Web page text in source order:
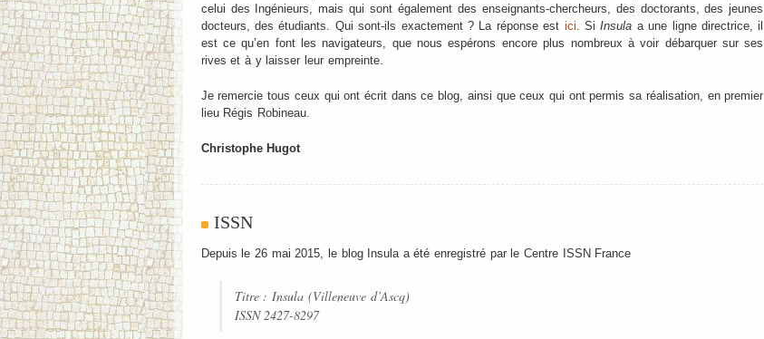
celui des Ingénieurs, mais qui sont également des enseignants-chercheurs, des doctorants, des jeunes
docteurs, des étudiants. Qui sont-ils exactement ? La réponse est ici. SiInsula a une ligne directrice, il
est ce qu’en font les navigateurs, que nous espérons encore plus nombreux à voir débarquer sur ses
rives et à y laisser leur empreinte.
Je remercie tous ceux qui ont écrit dans ce blog, ainsi que ceux qui ont permis sa réalisation, en premier
lieu Régis Robineau.
Christophe Hugot
ISSN
Depuis le 26 mai 2015, le blog Insula a été enregistré par le Centre ISSN France
Titre : Insula (Villeneuve d’Ascq)
ISSN 2427-8297